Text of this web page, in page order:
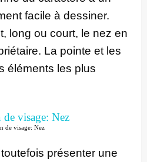
facile à dessiner.
long ou court, le nez en
La pointe et les
éléments les plus
de visage: Nez
présenter une